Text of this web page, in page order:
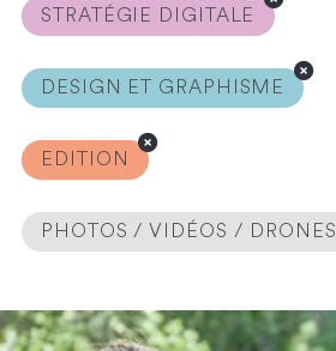
STRATÉGIE DIGITALE
DESIGN ET GRAPHISME
EDITION
PHOTOS / VIDÉOS / DRONES